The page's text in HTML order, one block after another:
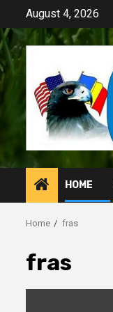
content
August 4, 2026
HOME
Home fras
fras